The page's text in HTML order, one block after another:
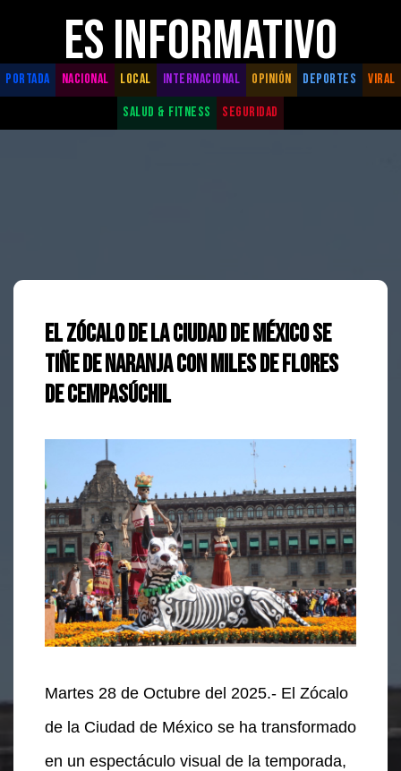
ES INFORMATIVO
PORTADA NACIONAL LOCAL INTERNACIONAL OPINIÓN DEPORTES
VIRAL
SALUD & FITNESS
SEGURIDAD
El Zócalo de la Ciudad de México se
Tiñe de Naranja con Miles de Flores
de Cempasúchil
Martes 28 de Octubre del 2025.- El Zócalo
de la Ciudad de México se ha transformado
en un espectáculo visual de la temporada,